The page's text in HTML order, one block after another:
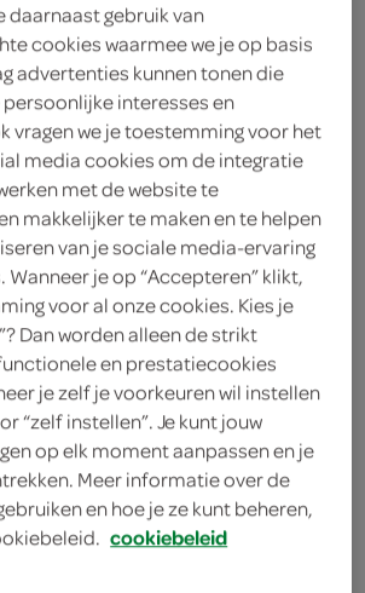
bakmeel
daarnaast gebruik van
cookies waarmee we je op basis
advertenties kunnen tonen die
interesses en
vragen we je toestemming voor het
media cookies om de integratie
met de website te
makkelijker te maken en te helpen
van je sociale media-ervaring
je op “Accepteren” klikt,
voor al onze cookies. Kies je
Dan worden alleen de strikt
en prestatiecookies
je zelf je voorkeuren wil instellen
“zelf instellen”. Je kunt jouw
op elk moment aanpassen en je
Meer informatie over de
en hoe je ze kunt beheren,
cookiebeleid